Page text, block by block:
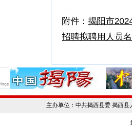
附件： 揭阳市
招聘拟聘用人员
主办单位：中共揭西县委 揭西